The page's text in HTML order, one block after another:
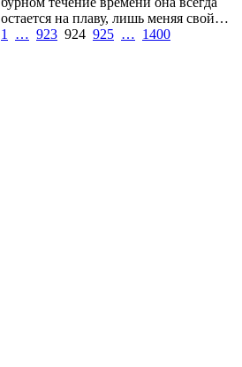
остается на плаву, лишь меняя свой…
1
… 923 924 925 … 1400